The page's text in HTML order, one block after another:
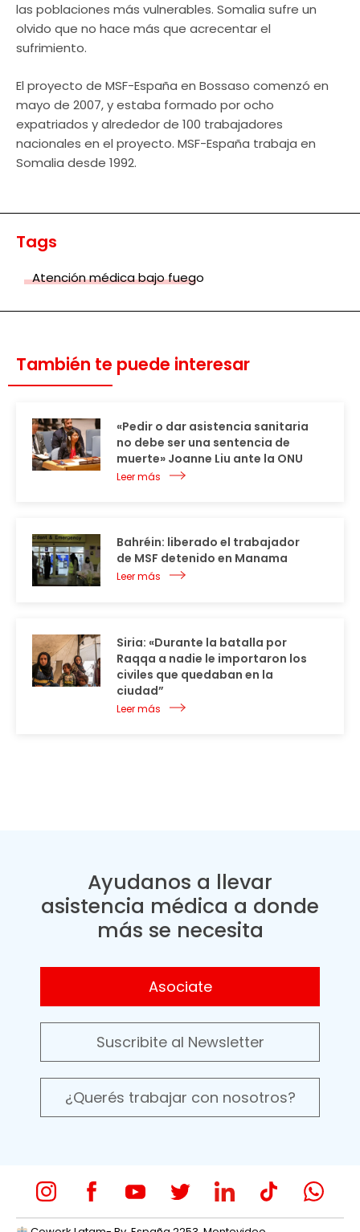
las poblaciones más vulnerables. Somalia sufre un
olvido que no hace más que acrecentar el
sufrimiento.
El proyecto de MSF-España en Bossaso comenzó en
mayo de 2007, y estaba formado por ocho
expatriados y alrededor de 100 trabajadores
nacionales en el proyecto. MSF-España trabaja en
Somalia desde 1992.
Tags
Atención médica bajo fuego
También te puede interesar
«Pedir o dar asistencia sanitaria
no debe ser una sentencia de
muerte» Joanne Liu ante la ONU
Leer más
Bahréin: liberado el trabajador
de MSF detenido en Manama
Leer más
Siria: «Durante la batalla por
Raqqa a nadie le importaron los
civiles que quedaban en la
ciudad”
Leer más
Ayudanos a llevar
asistencia médica a donde
más se necesita
Asociate
Suscribite al Newsletter
¿Querés trabajar con nosotros?